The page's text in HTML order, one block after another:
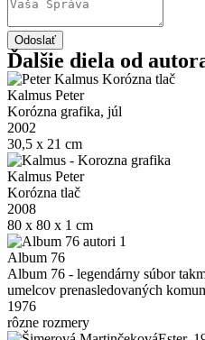
Odoslať
Ďalšie diela od
Kalmus Peter
Korózna grafika, júl
2002
30,5 x 21 cm
Kalmus Peter
Korózna tlač
2008
80 x 80 x 1 cm
Album 76
Album 76 - legendárny súbor
umelcov prenasledovaných
1976
rôzne rozmery